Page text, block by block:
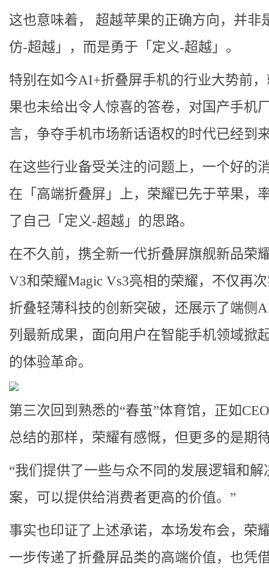
这也意味着， 超越苹果的正确方向，并非
仿-超越」，而是勇于「定义-超越」。
特别在如今AI+折叠屏手机的行业大势前
果也未给出令人惊喜的答卷，对国产手机
言，争夺手机市场新话语权的时代已经到
在这些行业备受关注的问题上，一个好的
在「高端折叠屏」上，荣耀已先于苹果，
了自己「定义-超越」的思路。
在不久前，携全新一代折叠屏旗舰新品荣
V3和荣耀Magic Vs3亮相的荣耀，不仅再
折叠轻薄科技的创新突破，还展示了端侧
列最新成果，面向用户在智能手机领域掀
的体验革命。
第三次回到熟悉的“春茧”体育馆，正如
总结的那样，荣耀有感慨，但更多的是期
“我们提供了一些与众不同的发展逻辑和解
案，可以提供给消费者更高的价值。”
事实也印证了上述承诺，本场发布会，荣
一步传递了折叠屏品类的高端价值，也凭